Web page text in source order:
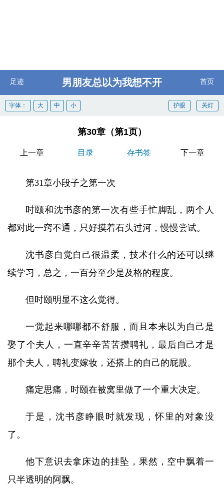
足迹 男朋友总以为我想不开 首页
关灯
护眼
字体： 大 中 小
第30章（第1页）
上一章 目录 存书签 下一章
第31章小段子之第一次
时颐和沈书彦的第一次有些手忙脚乱，两个人
都对此一窍不通，只好摸着石头过河，慢慢尝试。
沈书彦自觉自己很温柔，技术什么的还可以继
续学习，总之，一百分至少是及格的程度。
但时颐明显不这么觉得。
一觉起来哪哪都不舒服，而且本来以为自己是
娶了个夫人，一直辛辛苦苦攒聘礼，最后自己才是
那个夫人，聘礼变嫁妆，还搭上的自己的屁股。
痛定思痛，时颐在被窝里做了一个重大决定。
于是，沈书彦睁眼时就发现，怀里的对象没
了。
他下意识去拿床边的挂坠，果然，空中飘着一
只半透明的阿飘。